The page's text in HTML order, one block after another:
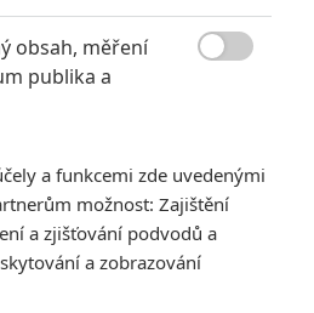
se nám snímek o slizkém
který natáčí syrové záběry
dočíst v
ve které nechybí tři trailery,
do kina.
smršť
obsah, měření
publika a
a funkcemi zde uvedenými
možnost: Zajištění
a zjišťování podvodů a
a zobrazování